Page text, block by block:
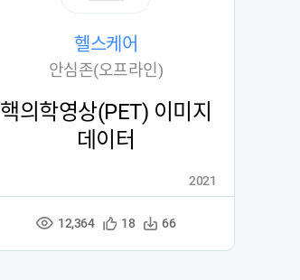
헬스케어
안심존(오프라인)
핵의학영상(PET) 이미지
데이터
조
수
12,364
관
등
18
다
수
66
2021